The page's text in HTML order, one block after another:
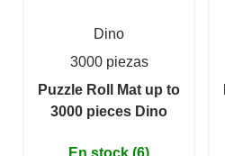
Dino
3000 piezas
Puzzle Roll Mat up to
3000 pieces Dino